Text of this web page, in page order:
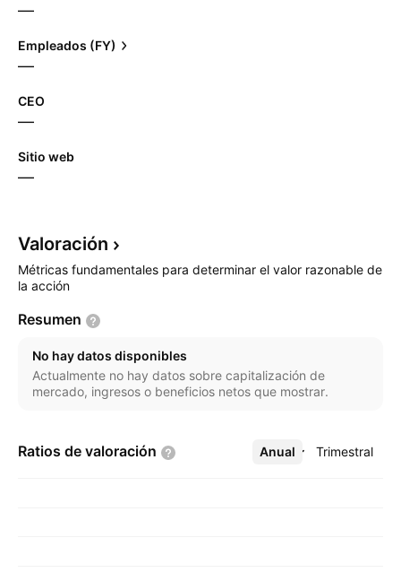
—
Empleados (FY)
—
CEO
—
Sitio web
—
Valoración
Métricas fundamentales para determinar el valor razonable de
la acción
Resumen
No hay datos disponibles
Actualmente no hay datos sobre capitalización de
mercado, ingresos o beneficios netos que mostrar.
Ratios de valoración Anual Trimestral
Más